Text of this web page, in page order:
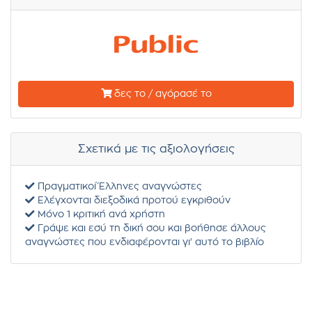
δες το / αγόρασέ το
Σχετικά με τις αξιολογήσεις
Πραγματικοί Έλληνες αναγνώστες
Ελέγχονται διεξοδικά προτού εγκριθούν
Μόνο 1 κριτική ανά χρήστη
Γράψε και εσύ τη δική σου και βοήθησε άλλους
αναγνώστες που ενδιαφέρονται γι' αυτό το βιβλίο